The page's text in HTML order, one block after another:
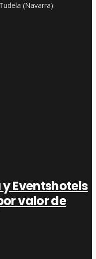
(Navarra)
Eventshotels
valor de